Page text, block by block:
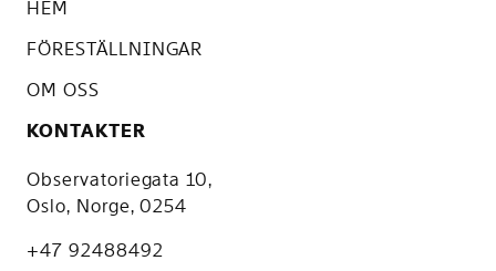
HEM
FÖRESTÄLLNINGAR
OM OSS
KONTAKTER
Observatoriegata 10,
Oslo, Norge, 0254
+47 92488492